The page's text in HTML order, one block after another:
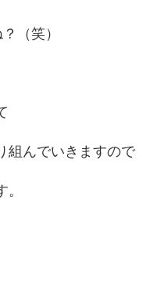
（笑）
組んでいきますので